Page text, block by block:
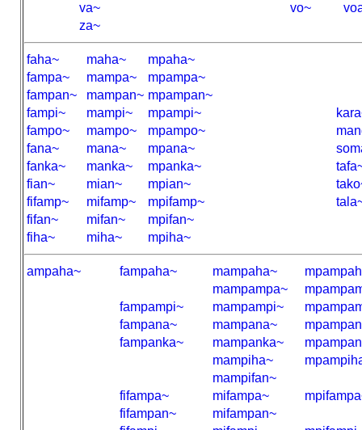
va~
vo~
za~
faha~ maha~
mpaha~
fampa~
mampa~
mpampa~
fampan~
mampan~ mpampan~
fampi~
mampi~ mpampi~
fampo~
mampo~ mpampo~
fana~
mana~ mpana~
fanka~
manka~ mpanka~
fian~
mian~ mpian~
fifamp~
mifamp~ mpifamp~
fifan~
mifan~
mpifan~
fiha~
miha~ mpiha~
ampaha~ fampaha~ mampaha~
mampampa~
fampampi~
mampampi~
fampana~
mampana~
fampanka~
mampanka~
mampiha~
mampifan~
fifampa~
mifampa~
fifampan~
mifampan~